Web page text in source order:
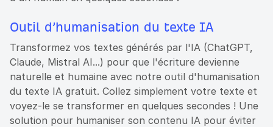
Outil d’humanisation du texte IA
Transformez vos textes générés par l'IA (ChatGPT,
Claude, Mistral AI...) pour que l'écriture devienne
naturelle et humaine avec notre outil d'humanisation
du texte IA gratuit. Collez simplement votre texte et
voyez-le se transformer en quelques secondes ! Une
solution pour humaniser son contenu IA pour éviter